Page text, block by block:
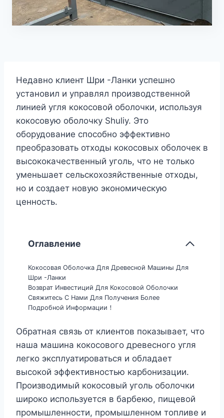
Недавно клиент Шри -Ланки успешно
установил и управлял производственной
линией угля кокосовой оболочки, используя
кокосовую оболочку Shuliy. Это
оборудование способно эффективно
преобразовать отходы кокосовых оболочек в
высококачественный уголь, что не только
уменьшает сельскохозяйственные отходы,
но и создает новую экономическую
ценность.
Оглавление
Кокосовая Оболочка Для Древесной Машины Для
Шри -Ланки
Возврат Инвестиций Для Кокосовой Оболочки
Свяжитесь С Нами Для Получения Более
Подробной Информации！
Обратная связь от клиентов показывает, что
наша машина кокосового древесного угля
легко эксплуатироваться и обладает
высокой эффективностью карбонизации.
Производимый кокосовый уголь оболочки
широко используется в барбекю, пищевой
промышленности, промышленном топливе и